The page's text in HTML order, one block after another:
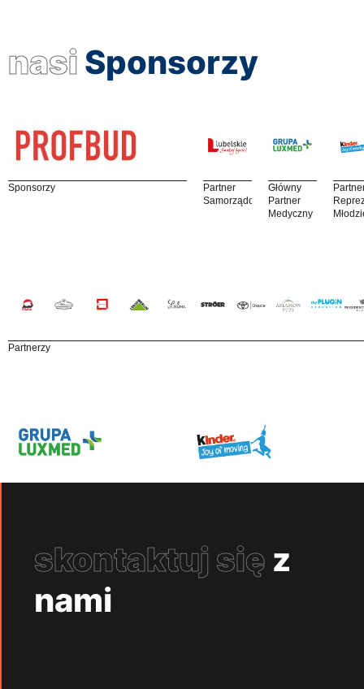
nasi Sponsorzy
Sponsorzy
Partner
Samorządowy
Główny
Partner
Medyczny
Partnerzy
skontaktuj się z
nami